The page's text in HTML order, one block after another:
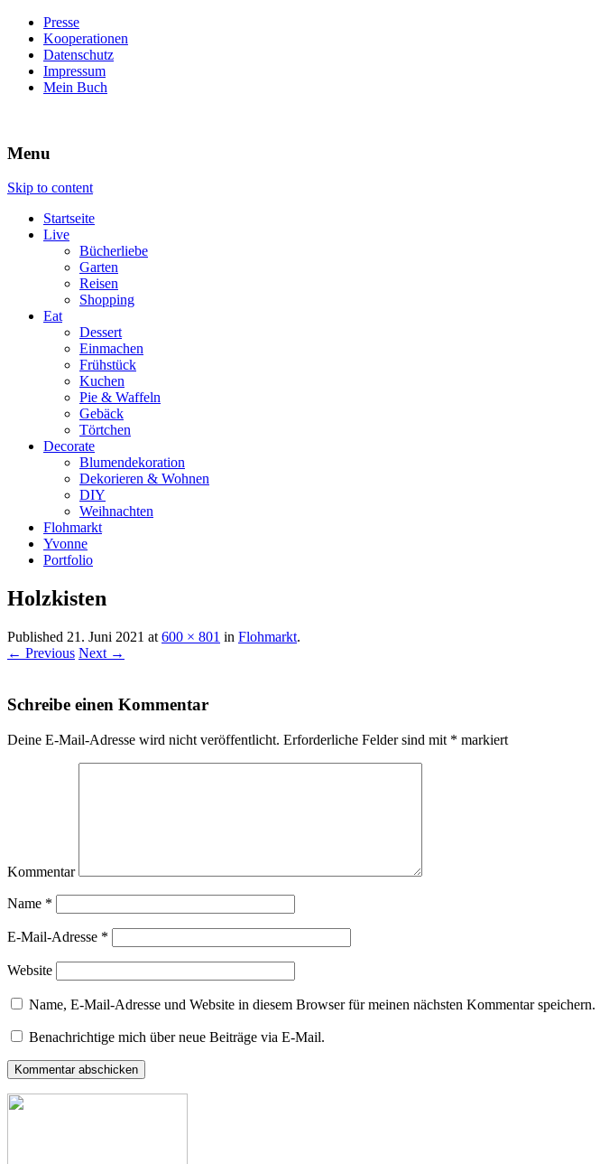
Presse
Kooperationen
Datenschutz
Impressum
Mein Buch
Villa König
Menu
Skip to content
Startseite
Live
Bücherliebe
Garten
Reisen
Shopping
Eat
Dessert
Einmachen
Frühstück
Kuchen
Pie & Waffeln
Gebäck
Törtchen
Decorate
Blumendekoration
Dekorieren & Wohnen
DIY
Weihnachten
Flohmarkt
Yvonne
Portfolio
Holzkisten
Published 21. Juni 2021 at 600 × 801 in Flohmarkt.
← Previous Next →
Schreibe einen Kommentar
Deine E-Mail-Adresse wird nicht veröffentlicht. Erforderliche Felder sind mit * markiert
Kommentar
Name *
E-Mail-Adresse *
Website
Name, E-Mail-Adresse und Website in diesem Browser für meinen nächsten Kommentar speichern.
Benachrichtige mich über neue Beiträge via E-Mail.